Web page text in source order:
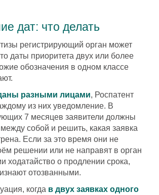
дат: что делать
регистрирующий орган может
даты приоритета двух или более
обозначения в одном классе
разными лицами, Роспатент
из них уведомление. В
7 месяцев заявители должны
собой и решить, какая заявка
Если за это время они не
решении или не направят в орган
ходатайство о продлении срока,
отозванными.
когда в двух заявках одного